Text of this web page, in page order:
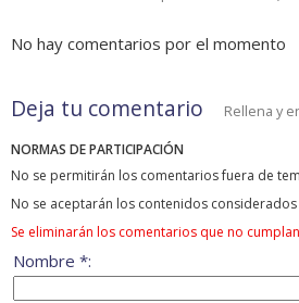
No hay comentarios por el momento
Deja tu comentario Rellena y
NORMAS DE PARTICIPACIÓN
No se permitirán los comentarios fuera de
No se aceptarán los contenidos
Se eliminarán los comentarios que no
Nombre *: